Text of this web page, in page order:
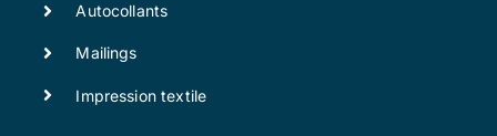
Autocollants
Mailings
Impression textile